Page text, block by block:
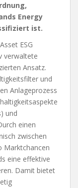
Energy
ist.
ESG
verwaltete
Ansatz.
und
Anlageprozess
und
einen
zwischen
Marktchancen
eine effektive
Damit bietet